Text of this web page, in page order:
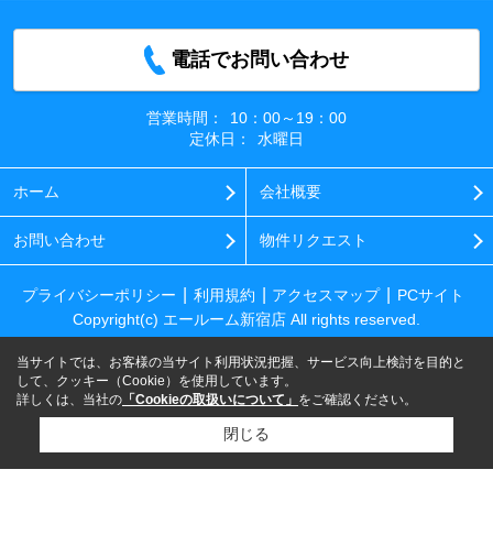
電話でお問い合わせ
営業時間：
10：00～19：00
定休日：
水曜日
ホーム 会社概要
お問い合わせ 物件リクエスト
プライバシーポリシー 利用規約 アクセスマップ
PCサイト
Copyright(c) エールーム新宿店 All rights reserved.
当サイトでは、お客様の当サイト利用状況把握、サービス向上検討を目的と
して、クッキー（Cookie）を使用しています。
詳しくは、当社の 「Cookieの取扱いについて」 をご確認ください。
閉じる